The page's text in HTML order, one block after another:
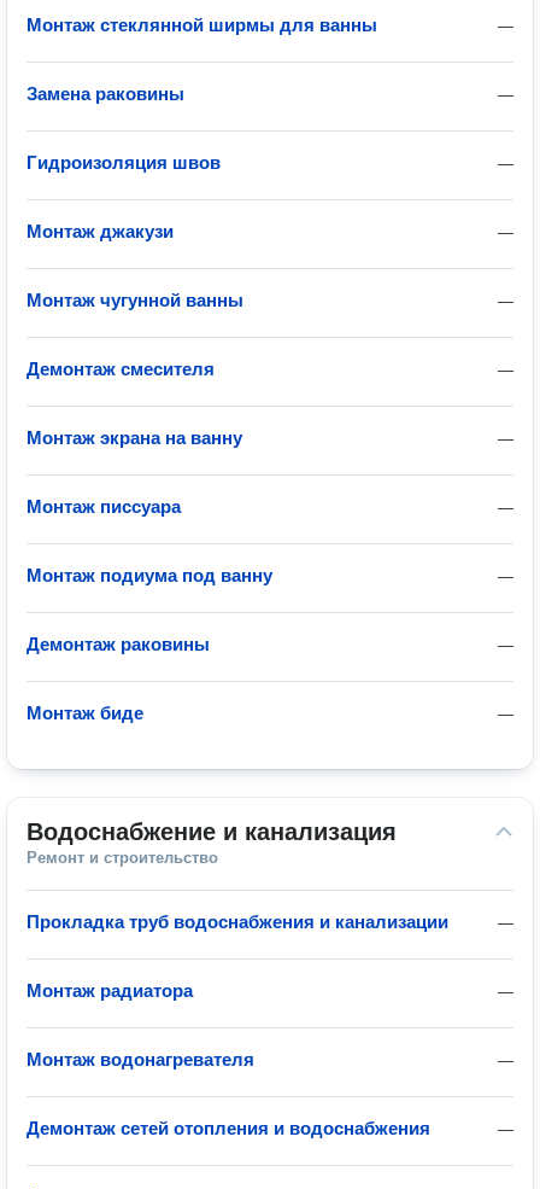
—
Монтаж стеклянной ширмы для ванны
—
Замена раковины
—
Гидроизоляция швов
—
Монтаж джакузи
—
Монтаж чугунной ванны
—
Демонтаж смесителя
—
Монтаж экрана на ванну
—
Монтаж писсуара
—
Монтаж подиума под ванну
—
Демонтаж раковины
—
Монтаж биде
Водоснабжение и канализация
Ремонт и строительство
—
Прокладка труб водоснабжения и канализации
—
Монтаж радиатора
—
Монтаж водонагревателя
—
Демонтаж сетей отопления и водоснабжения